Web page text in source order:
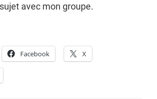
avec mon groupe.
Facebook X